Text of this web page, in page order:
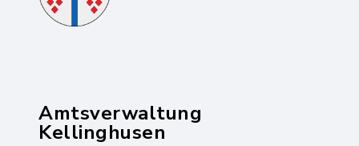
Amtsverwaltung
Kellinghusen